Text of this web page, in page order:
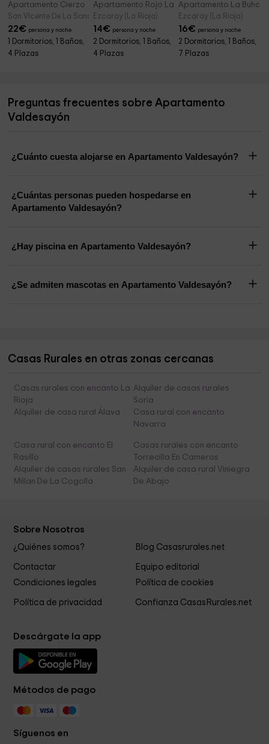
Apartamento Cierzo
San Vicente De La Sonsierra (La Rioja)
22€ persona y noche
1 Dormitorios, 1 Baños,
4 Plazas
Apartamento Rojo La Buhardilla
Ezcaray (La Rioja)
14€ persona y noche
2 Dormitorios, 1 Baños,
4 Plazas
Apartamento La
Ezcaray (La Rioja)
16€ persona y noche
2 Dormitorios, 1 Baños,
7 Plazas
Preguntas frecuentes sobre Apartamento
Valdesayón
¿Cuánto cuesta alojarse en Apartamento Valdesayón?
¿Cuántas personas pueden hospedarse en
Apartamento Valdesayón?
¿Hay piscina en Apartamento Valdesayón?
¿Se admiten mascotas en Apartamento Valdesayón?
Casas Rurales en otras zonas cercanas
Casas rurales con encanto La
Rioja
Alquiler de casas rurales
Soria
Alquiler de casa rural Álava
Casa rural con encanto
Navarra
Casa rural con encanto El
Rasillo
Casas rurales con encanto
Torrecilla En Cameros
Alquiler de casas rurales San
Millan De La Cogolla
Alquiler de casa rural Viniegra
De Abajo
Sobre Nosotros
¿Quiénes somos? Blog Casasrurales.net
Contactar
Equipo editorial
Condiciones legales
Política de cookies
Política de privacidad Confianza CasasRurales.net
Descárgate la app
Métodos de pago
Síguenos en